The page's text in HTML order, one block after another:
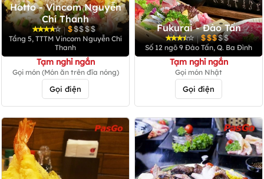
Hotto - Vincom Nguyễn
Chí Thanh
|
Tầng 5, TTTM Vincom Nguyễn Chí
Thanh
Tạm nghỉ ngắn
Gọi món (Món ăn trên đĩa nóng)
Gọi điện
Fukurai - Đào Tấn
|
Số 12 ngõ 9 Đào Tấn, Q. Ba Đình
Tạm nghỉ ngắn
Gọi món Nhật
Gọi điện